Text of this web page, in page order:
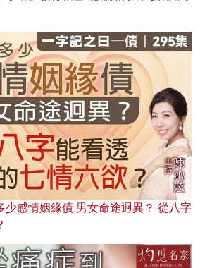
少感情姻緣債 男女命途迥異？ 從八字